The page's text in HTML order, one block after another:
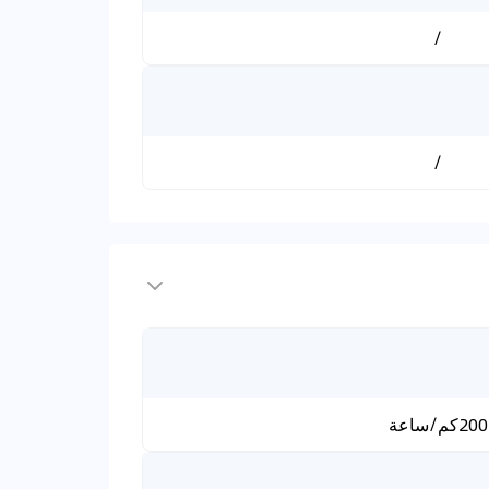
/
/
200كم/ساعة